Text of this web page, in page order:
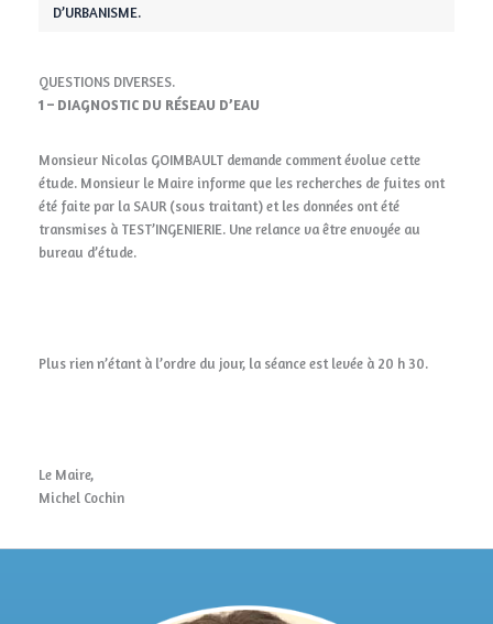
D’URBANISME.
QUESTIONS DIVERSES.
1 – DIAGNOSTIC DU RÉSEAU D’EAU
Monsieur Nicolas GOIMBAULT demande comment évolue cette
étude. Monsieur le Maire informe que les recherches de fuites ont
été faite par la SAUR (sous traitant) et les données ont été
transmises à TEST’INGENIERIE. Une relance va être envoyée au
bureau d’étude.
Plus rien n’étant à l’ordre du jour, la séance est levée à 20 h 30.
Le Maire,
Michel Cochin